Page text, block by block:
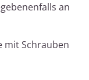
an
mit Schrauben